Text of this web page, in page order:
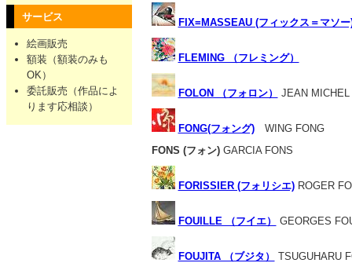
サービス
絵画販売
額装（額装のみも
OK）
委託販売（作品によ
ります応相談）
FIX=MASSEAU (フィックス＝マソー
FLEMING （フレミング）
FOLON （フォロン） JEAN MICHEL
FONG(フォング)WING FONG
FONS (フォン)GARCIA FONS
FORISSIER (フォリシエ)ROGER
FOUILLE （フイエ） GEORGES
FOUJITA （ブジタ） TSUGUHARU